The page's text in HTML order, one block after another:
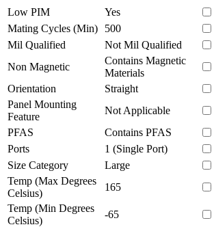
Low PIM
Yes
Mating Cycles (Min)
500
Mil Qualified
Not Mil Qualified
Non Magnetic
Contains Magnetic
Materials
Orientation
Straight
Panel Mounting
Feature
Not Applicable
PFAS
Contains PFAS
Ports
1 (Single Port)
Size Category
Large
Temp (Max Degrees
Celsius)
165
Temp (Min Degrees
Celsius)
-65